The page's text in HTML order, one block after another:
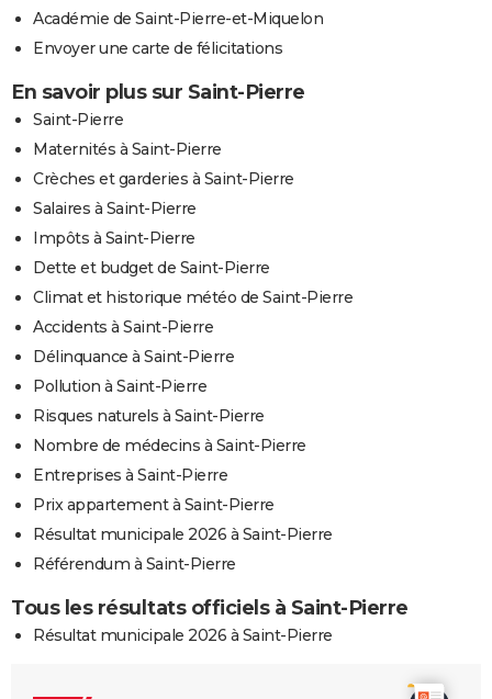
Académie de Saint-Pierre-et-Miquelon
Envoyer une carte de félicitations
En savoir plus sur Saint-Pierre
Saint-Pierre
Maternités à Saint-Pierre
Crèches et garderies à Saint-Pierre
Salaires à Saint-Pierre
Impôts à Saint-Pierre
Dette et budget de Saint-Pierre
Climat et historique météo de Saint-Pierre
Accidents à Saint-Pierre
Délinquance à Saint-Pierre
Pollution à Saint-Pierre
Risques naturels à Saint-Pierre
Nombre de médecins à Saint-Pierre
Entreprises à Saint-Pierre
Prix appartement à Saint-Pierre
Résultat municipale 2026 à Saint-Pierre
Référendum à Saint-Pierre
Tous les résultats officiels à Saint-Pierre
Résultat municipale 2026 à Saint-Pierre